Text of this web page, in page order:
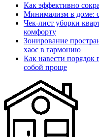
Как эффективно
Минимализм в доме:
Чек-лист уборки
комфорту
Зонирование
хаос в гармонию
Как навести порядок
собой проще